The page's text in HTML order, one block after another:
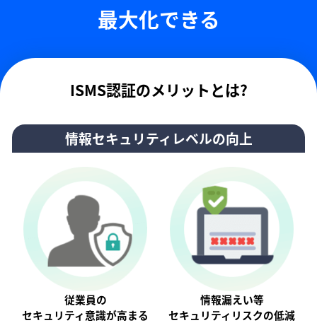
最大化できる
ISMS認証のメリットとは?
情報セキュリティレベルの向上
従業員の
セキュリティ意識が⾼まる
情報漏えい等
セキュリティリスクの低減